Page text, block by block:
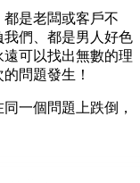
都是老闆或客戶不
們、都是男人好色
可以找出無數的理
問題發生！
一個問題上跌倒，